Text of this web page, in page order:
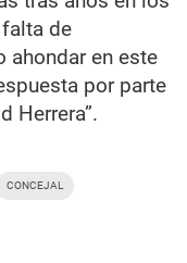
de
ahondar en este
por parte
Herrera”.
CONCEJAL